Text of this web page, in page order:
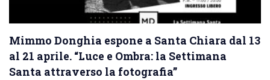
Mimmo Donghia espone a Santa Chiara dal 13
al 21 aprile. “Luce e Ombra: la Settimana
Santa attraverso la fotografia”